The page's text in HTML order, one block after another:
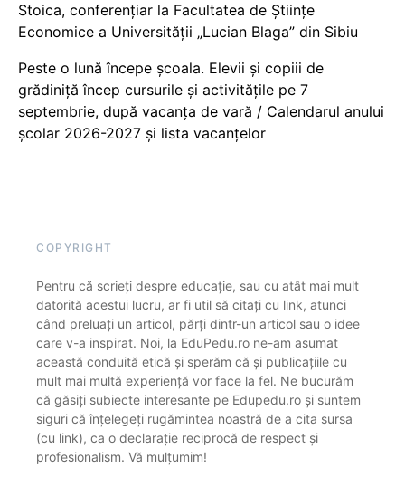
Stoica, conferențiar la Facultatea de Științe
Economice a Universității „Lucian Blaga” din Sibiu
Peste o lună începe școala. Elevii și copiii de
grădiniță încep cursurile și activitățile pe 7
septembrie, după vacanța de vară / Calendarul anului
școlar 2026-2027 și lista vacanțelor
COPYRIGHT
Pentru că scrieți despre educație, sau cu atât mai mult
datorită acestui lucru, ar fi util să citați cu link, atunci
când preluați un articol, părți dintr-un articol sau o idee
care v-a inspirat. Noi, la EduPedu.ro ne-am asumat
această conduită etică și sperăm că și publicațiile cu
mult mai multă experiență vor face la fel. Ne bucurăm
că găsiți subiecte interesante pe Edupedu.ro și suntem
siguri că înțelegeți rugămintea noastră de a cita sursa
(cu link), ca o declarație reciprocă de respect și
profesionalism. Vă mulțumim!